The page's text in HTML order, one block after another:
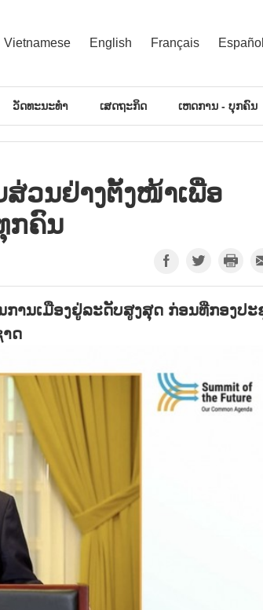
Vietnamese English Français
ວັດທະນະທຳ ເສດຖະກິດ ເຫດການ - ບຸກຄົນ
ວນຢ່າງຕັ້ງໜ້າເພື່ອ
ກຄົນ
ານເມືອງຢູ່ລະດັບສູງສຸດ ກ່ອນທີ່ກອງປະ
ດ